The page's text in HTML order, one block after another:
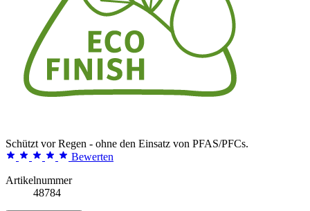
Schützt vor Regen - ohne den Einsatz von PFAS/PFCs.
Bewerten
Artikelnummer
48784